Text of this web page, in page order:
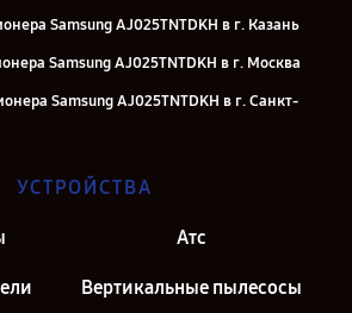
Samsung AJ025TNTDKH в г. Казань
Samsung AJ025TNTDKH в г. Москва
Samsung AJ025TNTDKH в г. Санкт-
УСТРОЙСТВА
Атс
Вертикальные пылесосы